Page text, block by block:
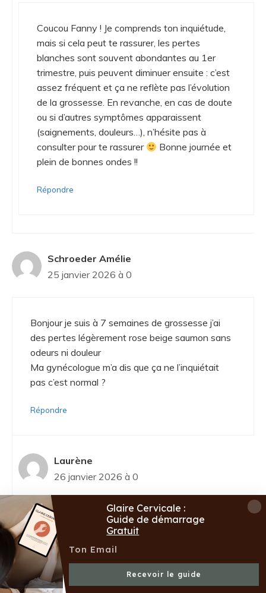
Coucou Fanny ! Je comprends ton inquiétude,
mais si cela peut te rassurer, les pertes
blanches sont souvent abondantes au 1er
trimestre, puis peuvent diminuer ensuite : c’est
assez fréquent et ça ne reflète pas l’évolution
de la grossesse. En revanche, en cas de doute
ou si d’autres symptômes apparaissent
(saignements, douleurs…), n’hésite pas à
consulter pour te rassurer
Bonne journée et
plein de bonnes ondes !!
Répondre
Schroeder Amélie
25 janvier 2026 à 0
Bonjour je suis à 7 semaines de grossesse j’ai
des pertes légèrement rose beige saumon sans
odeurs ni douleur
Ma gynécologue m’a dis que ça ne l’inquiétait
pas c’est normal ?
Répondre
Laurène
26 janvier 2026 à 0
Coucou Amélie ! Oui, on peut avoir des petits
saignements pendant la grossesse qui se
mélangent à la glaire, car le col est plus
sensible
Voici notre article à ce sujet :
https://www.emancipees.com/saignements-
Glaire Cervicale :
Guide de démarrage
Gratuit
Recevoir le guide